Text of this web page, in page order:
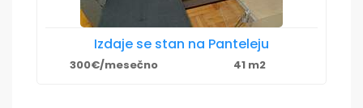
Izdaje se stan na Panteleju
300€/mesečno 41 m2